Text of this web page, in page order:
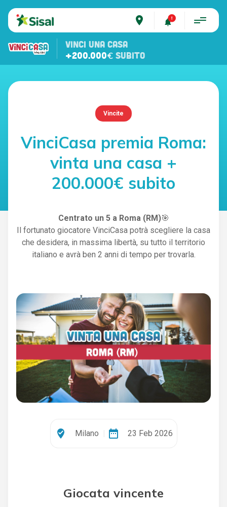
place
VINCI UNA CASA
+200.000€ SUBITO
Vincite
VinciCasa premia Roma:
vinta una casa +
200.000€ subito
Centrato un 5 a Roma (RM)🎯
Il fortunato giocatore VinciCasa potrà scegliere la casa
che desidera, in massima libertà, su tutto il territorio
italiano e avrà ben 2 anni di tempo per trovarla.
where_to_vote Milano date_range 23 Feb 2026
Giocata vincente